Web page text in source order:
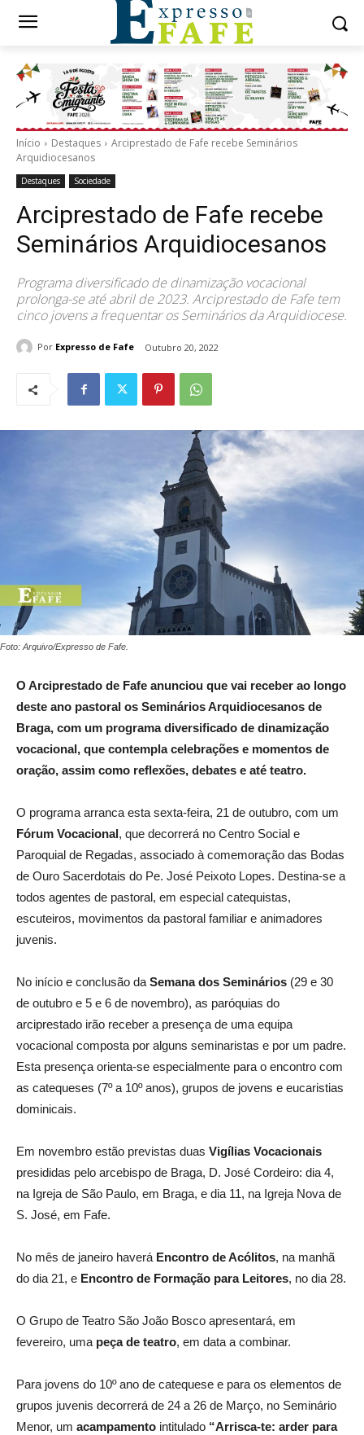
Início Destaques
Arciprestado de Fafe recebe Seminários
Arquidiocesanos
Destaques Sociedade
Arciprestado de Fafe recebe
Seminários Arquidiocesanos
Programa diversificado de dinamização vocacional
prolonga-se até abril de 2023. Arciprestado de Fafe tem
cinco jovens a frequentar os Seminários da Arquidiocese.
Por Expresso de Fafe Outubro 20, 2022
Foto: Arquivo/Expresso de Fafe.
O Arciprestado de Fafe anunciou que vai receber ao longo
deste ano pastoral os Seminários Arquidiocesanos de
Braga, com um programa diversificado de dinamização
vocacional, que contempla celebrações e momentos de
oração, assim como reflexões, debates e até teatro.
O programa arranca esta sexta-feira, 21 de outubro, com um
Fórum Vocacional, que decorrerá no Centro Social e
Paroquial de Regadas, associado à comemoração das Bodas
de Ouro Sacerdotais do Pe. José Peixoto Lopes. Destina-se a
todos agentes de pastoral, em especial catequistas,
escuteiros, movimentos da pastoral familiar e animadores
juvenis.
No início e conclusão da Semana dos Seminários (29 e 30
de outubro e 5 e 6 de novembro), as paróquias do
arciprestado irão receber a presença de uma equipa
vocacional composta por alguns seminaristas e por um padre.
Esta presença orienta-se especialmente para o encontro com
as catequeses (7º a 10º anos), grupos de jovens e eucaristias
dominicais.
Em novembro estão previstas duas Vigílias Vocacionais
presididas pelo arcebispo de Braga, D. José Cordeiro: dia 4,
na Igreja de São Paulo, em Braga, e dia 11, na Igreja Nova de
S. José, em Fafe.
No mês de janeiro haverá Encontro de Acólitos, na manhã
do dia 21, e Encontro de Formação para Leitores, no dia 28.
O Grupo de Teatro São João Bosco apresentará, em
fevereiro, uma peça de teatro, em data a combinar.
Para jovens do 10º ano de catequese e para os elementos de
grupos juvenis decorrerá de 24 a 26 de Março, no Seminário
Menor, um acampamento intitulado “Arrisca-te: arder para